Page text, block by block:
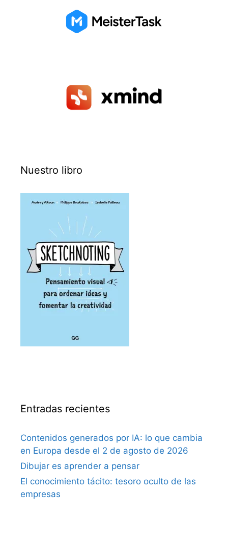
Nuestro libro
Entradas recientes
Contenidos generados por IA: lo que cambia
en Europa desde el 2 de agosto de 2026
Dibujar es aprender a pensar
El conocimiento tácito: tesoro oculto de las
empresas